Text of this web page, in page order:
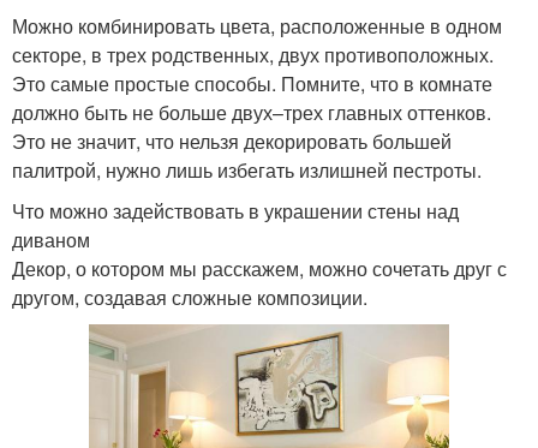
Можно комбинировать цвета, расположенные в одном
секторе, в трех родственных, двух противоположных.
Это самые простые способы. Помните, что в комнате
должно быть не больше двух–трех главных оттенков.
Это не значит, что нельзя декорировать большей
палитрой, нужно лишь избегать излишней пестроты.
Что можно задействовать в украшении стены над
диваном
Декор, о котором мы расскажем, можно сочетать друг с
другом, создавая сложные композиции.